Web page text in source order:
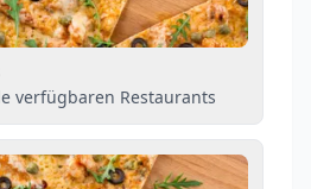
verfügbaren Restaurants